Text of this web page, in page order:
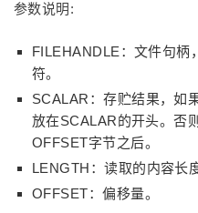
参数说明:
FILEHANDLE：文件句柄
符。
SCALAR：存贮结果，如
放在SCALAR的开头。否
OFFSET字节之后。
LENGTH：读取的内容长
OFFSET：偏移量。